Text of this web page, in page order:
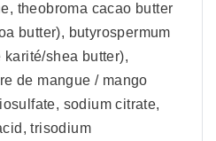
theobroma cacao butter
butter), butyrospermum
shea butter),
de mangue / mango
sodium citrate,
trisodium